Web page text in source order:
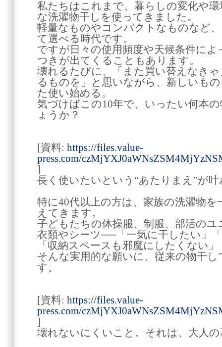
私たちはこれまで、暮らしの変化や
な洗濯物干しを使ってきました。
軽量なものやコンパクトなものなど
て選べる時代です。
ですが日々の使用頻度や天候条件に
つきが出てくることもあります。
壊れるたびに、「また買い替えなき
るものを」と思いながら、新しいも
た使い始める。
気づけばこの10年で、いったい何本
ょうか？
[資料: https://files.value-
press.com/
]
長く使いたいという“あたりまえ”が
特に40代以上の方は、家族の洗濯物
えてきます。
子どもたちの体操服、制服、部活の
衣類やシーツ──「一気に干したい」
「収納スペースも邪魔にしたくない」
そんな実用的な願いに、従来の物干
す。
[資料: https://files.value-
press.com/
]
壊れないにくいこと。それは、大人の